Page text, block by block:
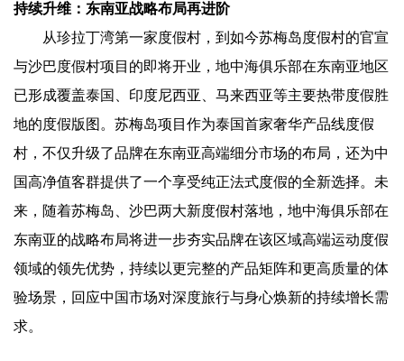
持续升维：东南亚战略布局再进阶
从珍拉丁湾第一家度假村，到如今苏梅岛度假村的官宣
与沙巴度假村项目的即将开业，地中海俱乐部在东南亚地区
已形成覆盖泰国、印度尼西亚、马来西亚等主要热带度假胜
地的度假版图。苏梅岛项目作为泰国首家奢华产品线度假
村，不仅升级了品牌在东南亚高端细分市场的布局，还为中
国高净值客群提供了一个享受纯正法式度假的全新选择。未
来，随着苏梅岛、沙巴两大新度假村落地，地中海俱乐部在
东南亚的战略布局将进一步夯实品牌在该区域高端运动度假
领域的领先优势，持续以更完整的产品矩阵和更高质量的体
验场景，回应中国市场对深度旅行与身心焕新的持续增长需
求。